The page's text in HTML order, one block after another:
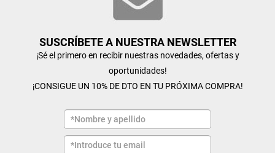
SUSCRÍBETE A NUESTRA NEWSLETTER
¡Sé el primero en recibir nuestras novedades, ofertas y
oportunidades!
¡CONSIGUE UN 10% DE DTO EN TU PRÓXIMA COMPRA!